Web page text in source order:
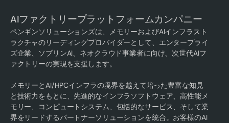
AIファクトリープラットフォームカンパニー
ペンギンソリューションズは、メモリーおよびAIインフラスト
ラクチャのリーディングプロバイダーとして、エンタープライ
ズ企業、ソブリンAI、ネオクラウド事業者に向け、次世代AIフ
ァクトリーの実現を支援します。
メモリーとAI/HPCインフラの境界を越えて培った豊富な知見
と技術力をもとに、先進的なインフラソフトウェア、高性能メ
モリー、コンピュートシステム、包括的なサービス、そして業
界をリードするパートナーソリューションを統合。お客様のAI